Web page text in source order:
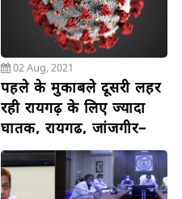
02 Aug, 2021
पहले के मुकाबले दूसरी लहर
रही रायगढ़ के लिए ज्यादा
घातक, रायगढ़, जांजगीर–
चांपा सहित कांकेर मिलाकर
आज कुल 3 मौत, रायगढ़ में
17 महीने में 1053 मौत हुई